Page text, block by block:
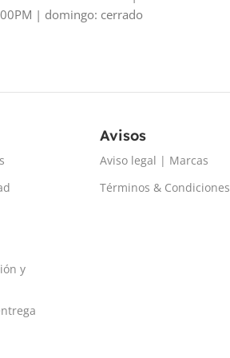
| domingo: cerrado
y
Avisos
Aviso legal | Marcas
Términos & Condiciones